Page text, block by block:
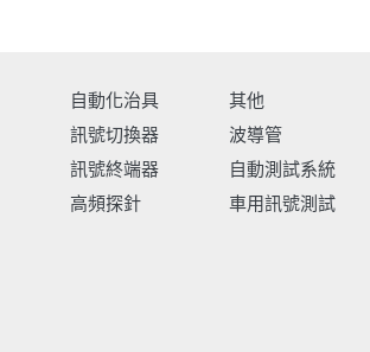
自動化治具
訊號切換器
訊號終端器
高頻探針
其他
波導管
自動測試系統
車用訊號測試